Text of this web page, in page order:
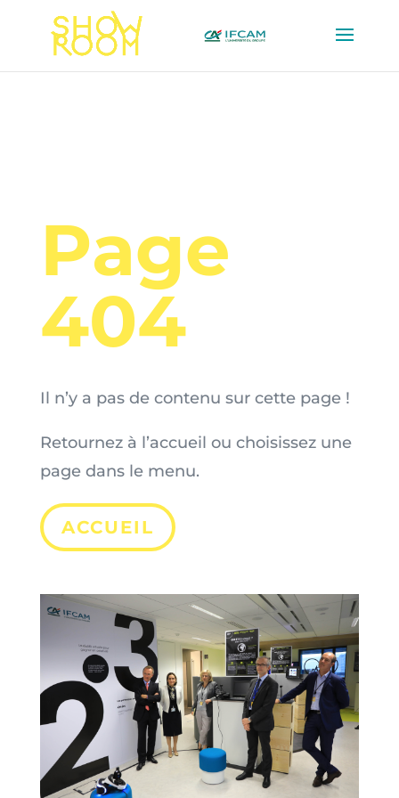
Page
404
Il n’y a pas de contenu sur cette page !
Retournez à l’accueil ou choisissez une
page dans le menu.
ACCUEIL